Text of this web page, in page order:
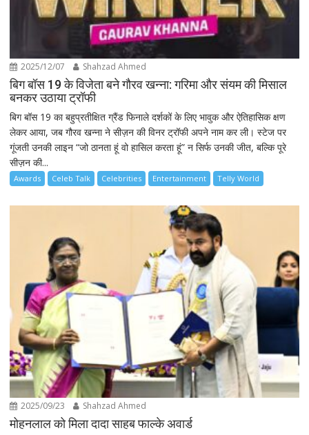
2025/12/07 Shahzad Ahmed
बिग बॉस 19 के विजेता बने गौरव खन्ना: गरिमा और संयम की मिसाल
बनकर उठाया ट्रॉफी
बिग बॉस 19 का बहुप्रतीक्षित ग्रैंड फिनाले दर्शकों के लिए भावुक और ऐतिहासिक क्षण
लेकर आया, जब गौरव खन्ना ने सीज़न की विनर ट्रॉफी अपने नाम कर ली। स्टेज पर
गूंजती उनकी लाइन “जो ठानता हूं वो हासिल करता हूं” न सिर्फ उनकी जीत, बल्कि पूरे
सीज़न की...
Awards Celeb Talk Celebrities Entertainment Telly World
2025/09/23 Shahzad Ahmed
मोहनलाल को मिला दादा साहब फाल्के अवार्ड